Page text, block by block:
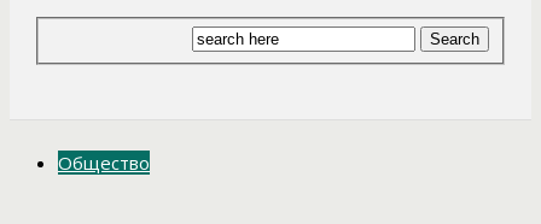
Общество